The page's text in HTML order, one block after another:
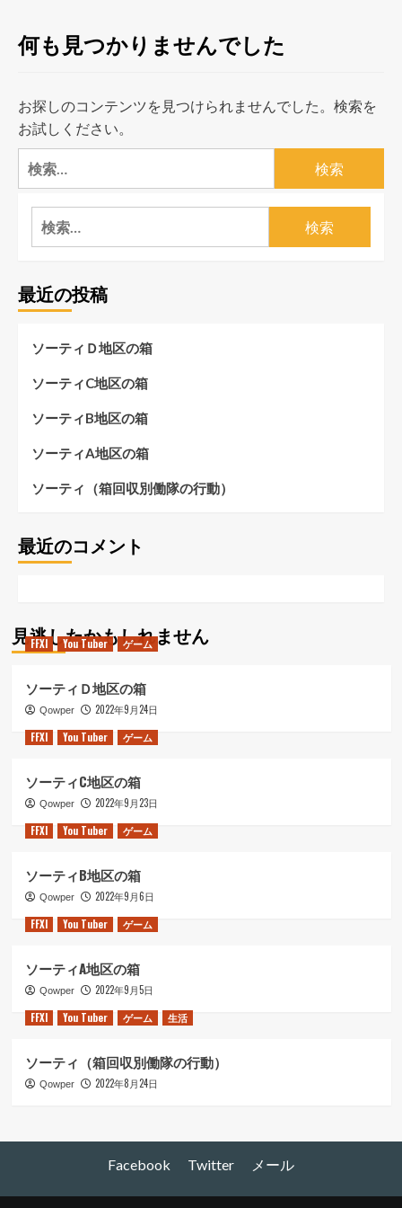
ー
何も見つかりませんでした
お探しのコンテンツを見つけられませんでした。検索を
お試しください。
検
索:
検
索:
最近の投稿
ソーティＤ地区の箱
ソーティC地区の箱
ソーティB地区の箱
ソーティA地区の箱
ソーティ（箱回収別働隊の行動）
最近のコメント
見逃したかもしれません
FFXI You Tuber ゲーム
ソーティＤ地区の箱
Qowper
2022年9月24日
FFXI
You Tuber ゲーム
ソーティC地区の箱
Qowper
2022年9月23日
FFXI
You Tuber ゲーム
ソーティB地区の箱
Qowper
2022年9月6日
FFXI
You Tuber ゲーム
ソーティA地区の箱
Qowper
2022年9月5日
FFXI
You Tuber ゲーム 生活
ソーティ（箱回収別働隊の行動）
Qowper 2022年8月24日
Facebook Twitter メール